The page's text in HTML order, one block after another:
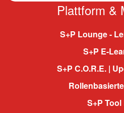
Plattform &
S+P Lounge -
S+P E-
S+P C.O.R.E. |
S+P